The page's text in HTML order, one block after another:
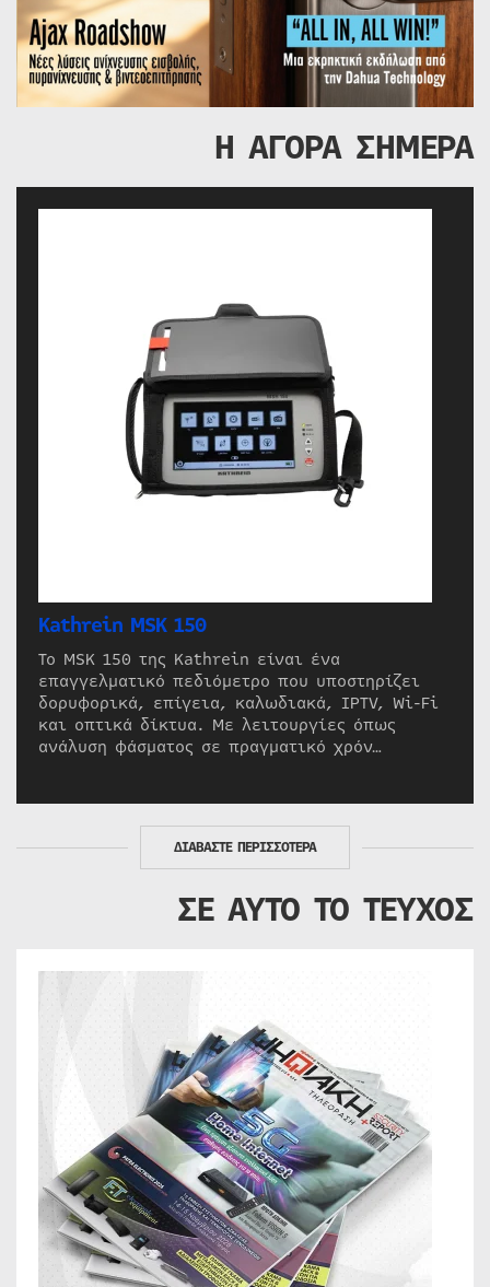
Η ΑΓΟΡΑ ΣΗΜΕΡΑ
Kathrein MSK 150
Το MSK 150 της Kathrein είναι ένα
επαγγελματικό πεδιόμετρο που υποστηρίζει
δορυφορικά, επίγεια, καλωδιακά, IPTV, Wi-Fi
και οπτικά δίκτυα. Με λειτουργίες όπως
ανάλυση φάσματος σε πραγματικό χρόν…
ΔΙΑΒΑΣΤΕ ΠΕΡΙΣΣΟΤΕΡΑ
ΣΕ ΑΥΤΟ ΤΟ ΤΕΥΧΟΣ